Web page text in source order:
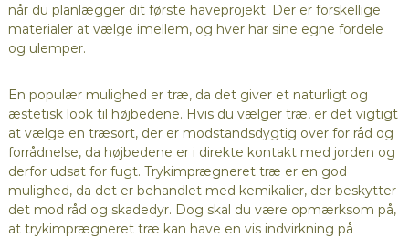
når du planlægger dit første haveprojekt. Der er forskellige
materialer at vælge imellem, og hver har sine egne fordele
og ulemper.
En populær mulighed er træ, da det giver et naturligt og
æstetisk look til højbedene. Hvis du vælger træ, er det vigtigt
at vælge en træsort, der er modstandsdygtig over for råd og
forrådnelse, da højbedene er i direkte kontakt med jorden og
derfor udsat for fugt. Trykimprægneret træ er en god
mulighed, da det er behandlet med kemikalier, der beskytter
det mod råd og skadedyr. Dog skal du være opmærksom på,
at trykimprægneret træ kan have en vis indvirkning på